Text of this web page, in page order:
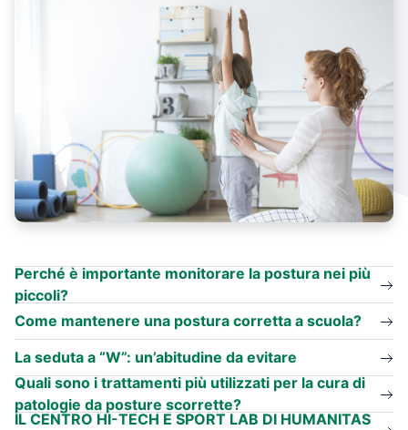
Perché è importante monitorare la postura nei più
piccoli?
Come mantenere una postura corretta a scuola?
La seduta a “W”: un’abitudine da evitare
Quali sono i trattamenti più utilizzati per la cura di
patologie da posture scorrette?
IL CENTRO HI-TECH E SPORT LAB DI HUMANITAS